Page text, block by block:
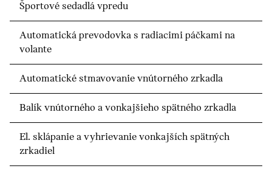
Športové sedadlá vpredu
Automatická prevodovka s radiacimi páčkami na
volante
Automatické stmavovanie vnútorného zrkadla
Balík vnútorného a vonkajšieho spätného zrkadla
El. sklápanie a vyhrievanie vonkajších spätných
zrkadiel